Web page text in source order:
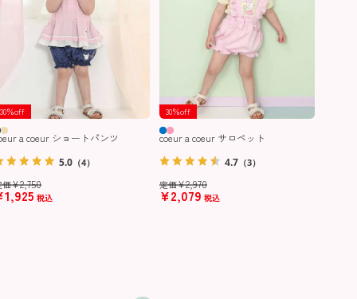
30％off
a coeur ショートパンツ
価¥2,750
1,925 税込
5.0 （4）
30％off
coeur a coeur サロペット
定価¥2,970
¥2,079 税込
4.7（3）